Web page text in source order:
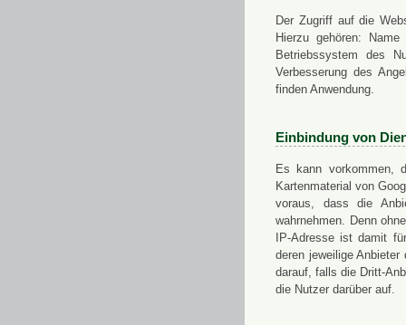
Der Zugriff auf die
Hierzu gehören:
Betriebssystem des
Verbesserung des
finden Anwendung.
Einbindung von
Es kann vorkommen,
Kartenmaterial von
voraus, dass die
wahrnehmen. Denn
IP-Adresse ist damit
deren jeweilige
darauf, falls die Dritt-
die Nutzer darüber auf.